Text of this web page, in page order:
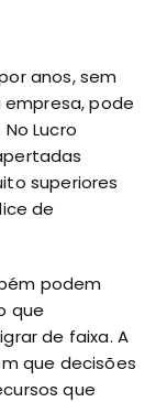
anos, sem
pode
Lucro
superiores
de
podem
que
de faixa. A
que decisões
que